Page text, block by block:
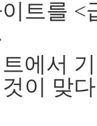
트를
에서
이 맞